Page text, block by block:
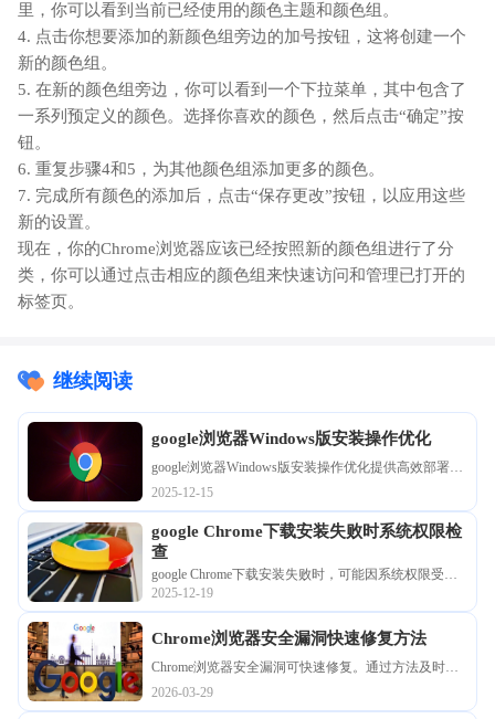
里，你可以看到当前已经使用的颜色主题和颜色组。
4. 点击你想要添加的新颜色组旁边的加号按钮，这将创建一个
新的颜色组。
5. 在新的颜色组旁边，你可以看到一个下拉菜单，其中包含了
一系列预定义的颜色。选择你喜欢的颜色，然后点击“确定”按
钮。
6. 重复步骤4和5，为其他颜色组添加更多的颜色。
7. 完成所有颜色的添加后，点击“保存更改”按钮，以应用这些
新的设置。
现在，你的Chrome浏览器应该已经按照新的颜色组进行了分
类，你可以通过点击相应的颜色组来快速访问和管理已打开的
标签页。
继续阅读
google浏览器Windows版安装操作优化
google浏览器Windows版安装操作优化提供高效部署方
法，用户可顺利完成安装并提升浏览器性能，保证使
用稳定与流畅。
2025-12-15
google Chrome下载安装失败时系统权限检
查
google Chrome下载安装失败时，可能因系统权限受限
导致关键操作无法执行。建议检查用户权限、组策略
2025-12-19
Chrome浏览器安全漏洞快速修复方法
Chrome浏览器安全漏洞可快速修复。通过方法及时处
理风险，提高浏览器安全性和网页访问稳定性，保障
多任务操作高效进行。
2026-03-29